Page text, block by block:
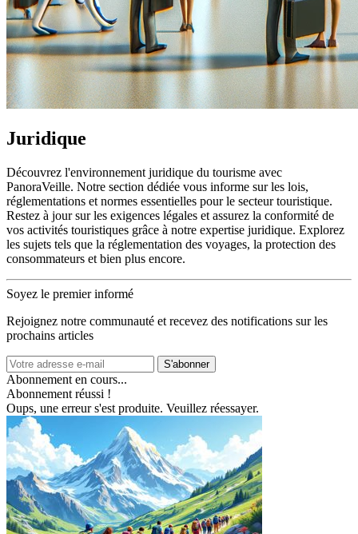
Juridique
Découvrez l'environnement juridique du tourisme avec
PanoraVeille. Notre section dédiée vous informe sur les lois,
réglementations et normes essentielles pour le secteur touristique.
Restez à jour sur les exigences légales et assurez la conformité de
vos activités touristiques grâce à notre expertise juridique. Explorez
les sujets tels que la réglementation des voyages, la protection des
consommateurs et bien plus encore.
Soyez le premier informé
Rejoignez notre communauté et recevez des notifications sur les
prochains articles
S'abonner
Abonnement en cours...
Abonnement réussi !
Oups, une erreur s'est produite. Veuillez réessayer.